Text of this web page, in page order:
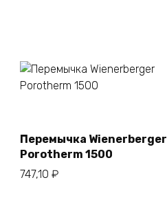
В корзину
Перемычка Wienerberger
Porotherm 1500
747,10 ₽